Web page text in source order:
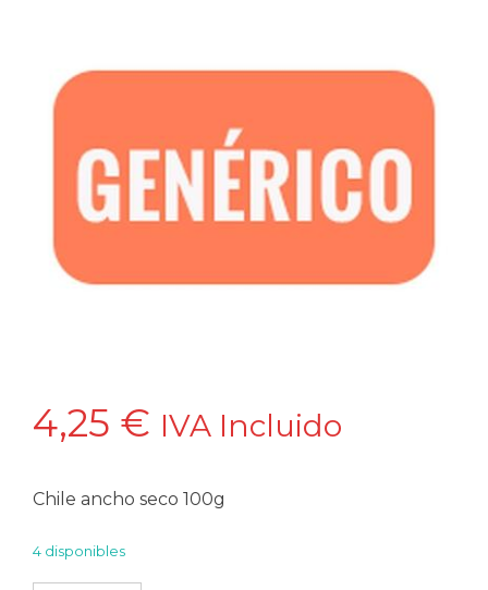
4,25 € IVA Incluido
Chile ancho seco 100g
4 disponibles